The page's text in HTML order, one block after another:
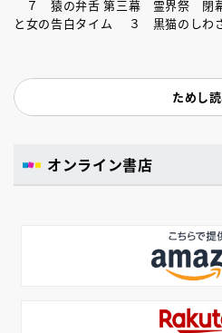
７ 猿の弁舌 第三幕 霊界祭
と女の告白タイム ３ 黒猫のしわ
ためし
オンライン書店